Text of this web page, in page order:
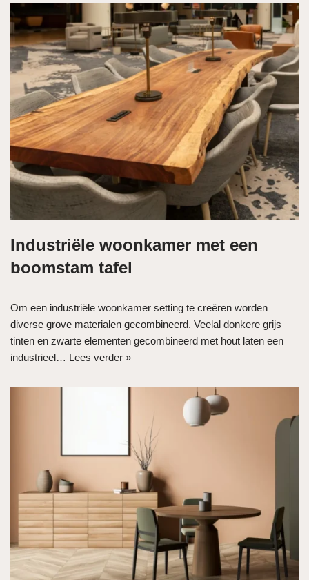
Industriële woonkamer met een
boomstam tafel
Om een industriële woonkamer setting te creëren worden
diverse grove materialen gecombineerd. Veelal donkere grijs
tinten en zwarte elementen gecombineerd met hout laten een
industrieel… Lees verder »